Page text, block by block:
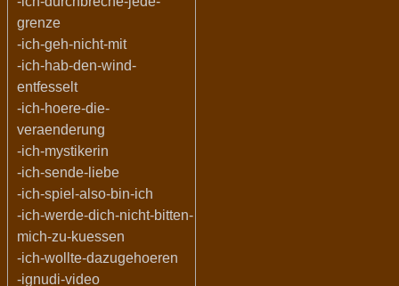
grenze
-ich-geh-nicht-mit
-ich-hab-den-wind-
entfesselt
-ich-hoere-die-
veraenderung
-ich-mystikerin
-ich-sende-liebe
-ich-spiel-also-bin-ich
-ich-werde-dich-nicht-bitten-
mich-zu-kuessen
-ich-wollte-dazugehoeren
-ignudi-video